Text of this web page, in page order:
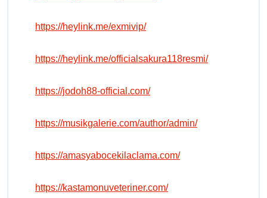
https://heylink.me/exmivip/
https://heylink.me/officialsakura118resmi/
https://jodoh88-official.com/
https://musikgalerie.com/author/admin/
https://amasyabocekilaclama.com/
https://kastamonuveteriner.com/